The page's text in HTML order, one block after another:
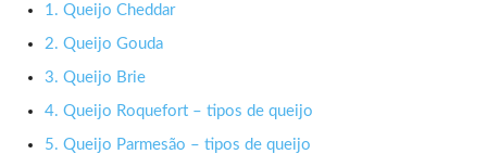
1. Queijo Cheddar
2. Queijo Gouda
3. Queijo Brie
4. Queijo Roquefort – tipos de queijo
5. Queijo Parmesão – tipos de queijo